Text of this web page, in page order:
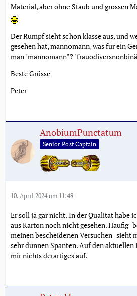
Material, aber ohne Staub und grossen
Der Rumpf sieht schon klasse aus, und
gesehen hat, mannomann, was für ein
man "mannomann"?
Beste Grüsse
Peter
AnobiumPunctatum
Senior Post Captain
10. April 2024 um 11:49
Er soll ja gar nicht. In der Qualität habe
aus Karton noch nicht gesehen. Häufig -
meinen bescheidenen Versuchen- sieht
sehr dünnen Spanten. Auf den
mir nichts derartiges auf.